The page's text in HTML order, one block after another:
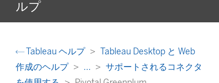
ルプ
Tableau ヘルプ
Tableau Desktop と Web
作成のヘルプ
...
サポートされるコネクタ